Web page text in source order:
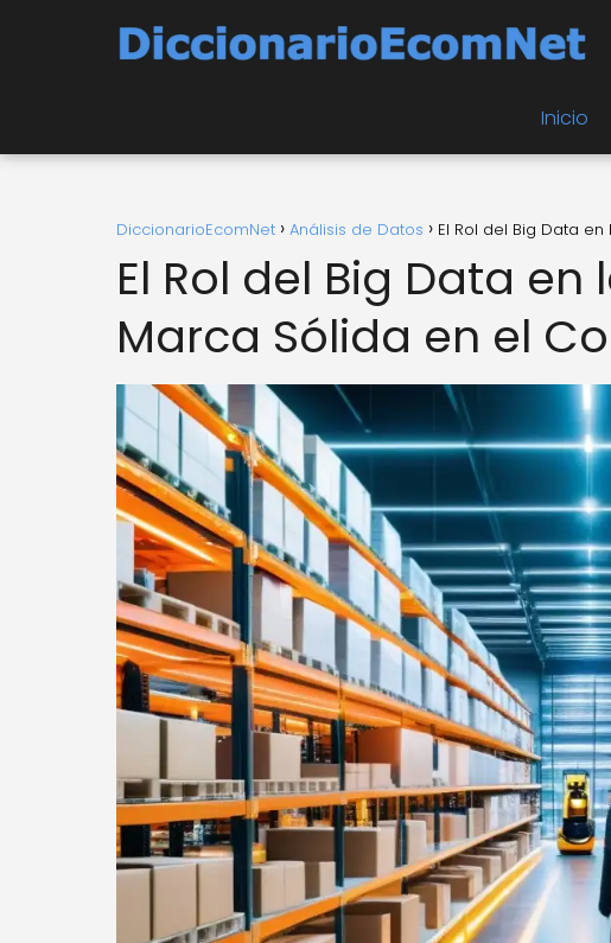
Inicio
DiccionarioEcomNet Análisis de Datos El Rol del Big Data
El Rol del Big Data
Marca Sólida en el